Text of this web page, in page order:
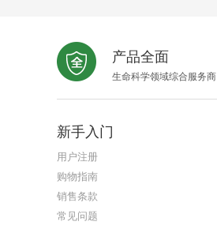
Green DND-26溶酶
产品全面
生命科学领域综合服务商
新手入门
用户注册
购物指南
销售条款
常见问题